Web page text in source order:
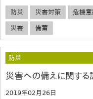
防災 災害対策 危機
災害 備蓄
防災
災害への備えに関する
2019年02月26日